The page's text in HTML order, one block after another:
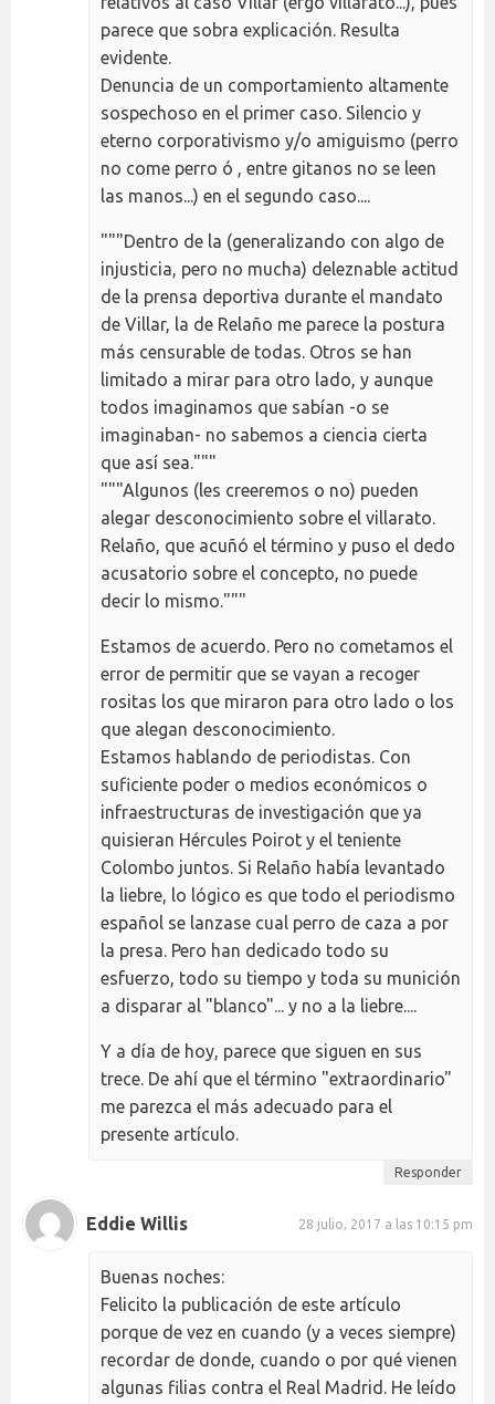
parece que sobra explicación. Resulta
evidente.
Denuncia de un comportamiento altamente
sospechoso en el primer caso. Silencio y
eterno corporativismo y/o amiguismo (perro
no come perro ó , entre gitanos no se leen
las manos...) en el segundo caso....
"""Dentro de la (generalizando con algo de
injusticia, pero no mucha) deleznable actitud
de la prensa deportiva durante el mandato
de Villar, la de Relaño me parece la postura
más censurable de todas. Otros se han
limitado a mirar para otro lado, y aunque
todos imaginamos que sabían -o se
imaginaban- no sabemos a ciencia cierta
que así sea."""
"""Algunos (les creeremos o no) pueden
alegar desconocimiento sobre el villarato.
Relaño, que acuñó el término y puso el dedo
acusatorio sobre el concepto, no puede
decir lo mismo."""
Estamos de acuerdo. Pero no cometamos el
error de permitir que se vayan a recoger
rositas los que miraron para otro lado o los
que alegan desconocimiento.
Estamos hablando de periodistas. Con
suficiente poder o medios económicos o
infraestructuras de investigación que ya
quisieran Hércules Poirot y el teniente
Colombo juntos. Si Relaño había levantado
la liebre, lo lógico es que todo el periodismo
español se lanzase cual perro de caza a por
la presa. Pero han dedicado todo su
esfuerzo, todo su tiempo y toda su munición
a disparar al "blanco"... y no a la liebre....
Y a día de hoy, parece que siguen en sus
trece. De ahí que el término "extraordinario"
me parezca el más adecuado para el
presente artículo.
Responder
Eddie Willis 28 julio, 2017 a las 10:15 pm
Buenas noches:
Felicito la publicación de este artículo
porque de vez en cuando (y a veces siempre)
recordar de donde, cuando o por qué vienen
algunas filias contra el Real Madrid. He leído